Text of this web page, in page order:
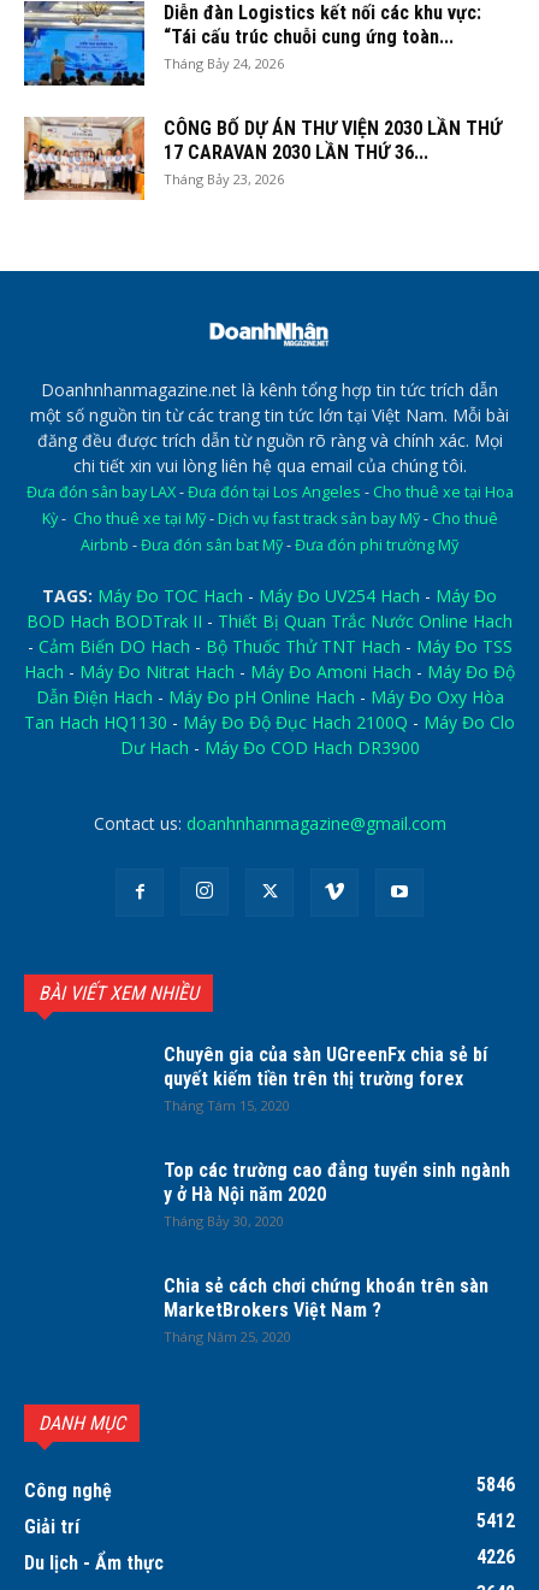
Diễn đàn Logistics kết nối các khu vực:
“Tái cấu trúc chuỗi cung ứng toàn...
Tháng Bảy 24, 2026
CÔNG BỐ DỰ ÁN THƯ VIỆN 2030 LẦN THỨ
17 CARAVAN 2030 LẦN THỨ 36...
Tháng Bảy 23, 2026
Doanhnhanmagazine.net là kênh tổng hợp tin tức trích dẫn
một số nguồn tin từ các trang tin tức lớn tại Việt Nam. Mỗi bài
đăng đều được trích dẫn từ nguồn rõ ràng và chính xác. Mọi
chi tiết xin vui lòng liên hệ qua email của chúng tôi.
Đưa đón sân bay LAX-Đưa đón tại Los Angeles - Cho thuê xe tại Hoa
Kỳ- Cho thuê xe tại Mỹ- Dịch vụ fast track sân bay Mỹ- Cho thuê
Airbnb -Đưa đón sân bat Mỹ-Đưa đón phi trường Mỹ
TAGS: Máy Đo TOC Hach - Máy Đo UV254 Hach - Máy Đo
BOD Hach BODTrak II - Thiết Bị Quan Trắc Nước Online Hach
- Cảm Biến DO Hach - Bộ Thuốc Thử TNT Hach - Máy Đo TSS
Hach - Máy Đo Nitrat Hach - Máy Đo Amoni Hach - Máy Đo Độ
Dẫn Điện Hach - Máy Đo pH Online Hach - Máy Đo Oxy Hòa
Tan Hach HQ1130 - Máy Đo Độ Đục Hach 2100Q - Máy Đo Clo
Dư Hach - Máy Đo COD Hach DR3900
Contact us: doanhnhanmagazine@gmail.com
BÀI VIẾT XEM NHIỀU
Chuyên gia của sàn UGreenFx chia sẻ bí
quyết kiếm tiền trên thị trường forex
Tháng Tám 15, 2020
Top các trường cao đẳng tuyển sinh ngành
y ở Hà Nội năm 2020
Tháng Bảy 30, 2020
Chia sẻ cách chơi chứng khoán trên sàn
MarketBrokers Việt Nam ?
Tháng Năm 25, 2020
DANH MỤC
Công nghệ
5846
Giải trí
5412
Du lịch - Ẩm thực
4226